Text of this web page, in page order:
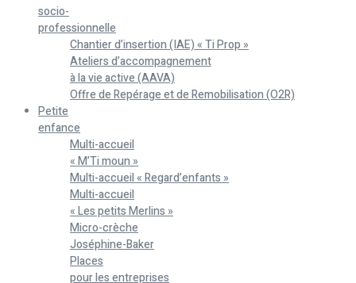
socio-
professionnelle
Chantier d’insertion (IAE) « Ti Prop »
Ateliers d’accompagnement
à la vie active (AAVA)
Offre de Repérage et de Remobilisation (O2R)
Petite
enfance
Multi-accueil
« M’Ti moun »
Multi-accueil « Regard’enfants »
Multi-accueil
« Les petits Merlins »
Micro-crèche
Joséphine-Baker
Places
pour les entreprises